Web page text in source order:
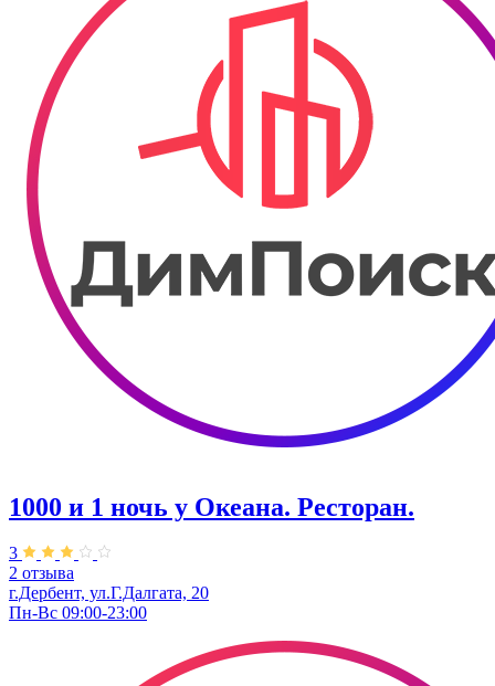
1000 и 1 ночь у Океана. Ресторан.
3
2 отзыва
г.Дербент, ул.Г.Далгата, 20
Пн-Вс 09:00-23:00